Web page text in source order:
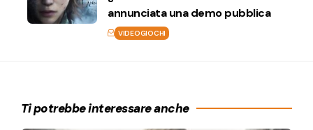
annunciata una demo pubblica
VIDEOGIOCHI
Ti potrebbe interessare anche